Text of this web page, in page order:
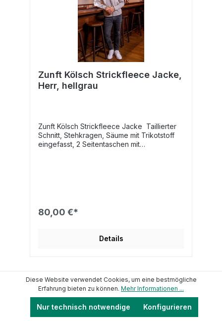
Zunft Kölsch Strickfleece Jacke,
Herr, hellgrau
Zunft Kölsch Strickfleece Jacke Taillierter
Schnitt, Stehkragen, Säume mit Trikotstoff
eingefasst, 2 Seitentaschen mit
80,00 €*
Details
Neu
Diese Website verwendet Cookies, um eine bestmögliche
Erfahrung bieten zu können. Mehr Informationen ...
Nur technisch notwendige Konfigurieren